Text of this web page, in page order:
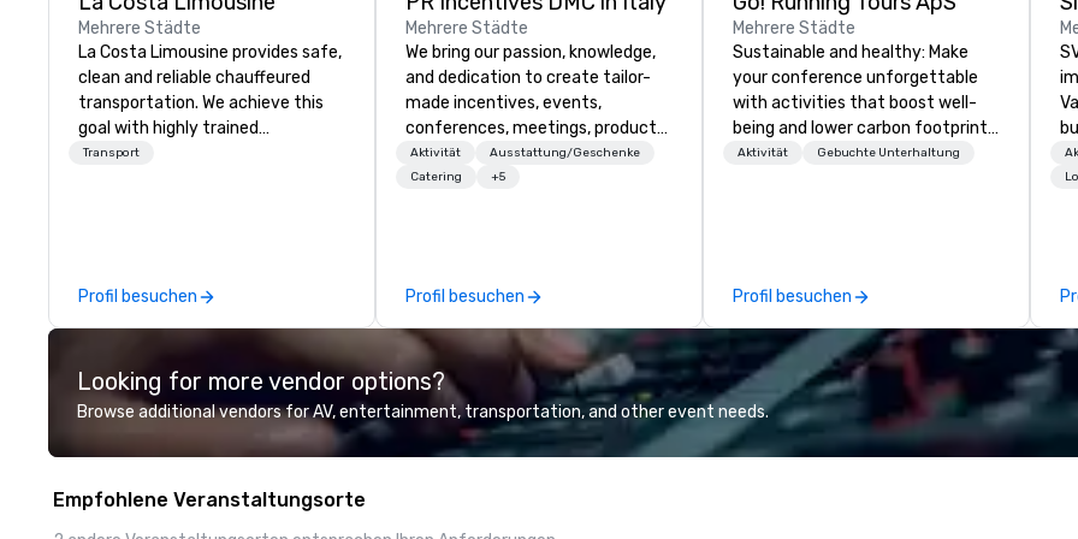
Mehrere Städte
La Costa Limousine provides safe,
clean and reliable chauffeured
transportation. We achieve this
goal with highly trained
chauffeurs, the newest vehicles
perfectly maintained fleet of late
model luxury vehicles to the
professional team of chauffeurs
and support staff; you will know
Costa Limousine.
Transport
Profil besuchen
Mehrere Städte
We bring our passion, knowledge,
and dedication to create tailor-
made incentives, events,
conferences, meetings, product
launches, and luxury travel
experiences for our Clients. Based
information or collaboration
opportunities.
Aktivität
Ausstattung/Geschenke
Catering
+5
Profil besuchen
Mehrere Städte
Sustainable and healthy: Make
your conference unforgettable
with activities that boost well-
being and lower carbon footprints.
Explore the world on the run with
Aktivität Gebuchte Unterhaltung
Profil besuchen
Looking for more vendor options?
Browse additional vendors for AV, entertainment, transportation, and other event needs.
Empfohlene Veranstaltungsorte